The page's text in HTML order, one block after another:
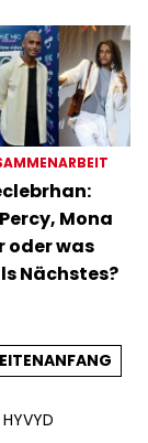
Mona
oder was
Nächstes?
HYVYD